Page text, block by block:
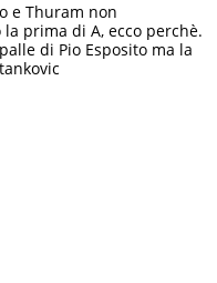
e Thuram non
prima di A, ecco perchè.
di Pio Esposito ma la